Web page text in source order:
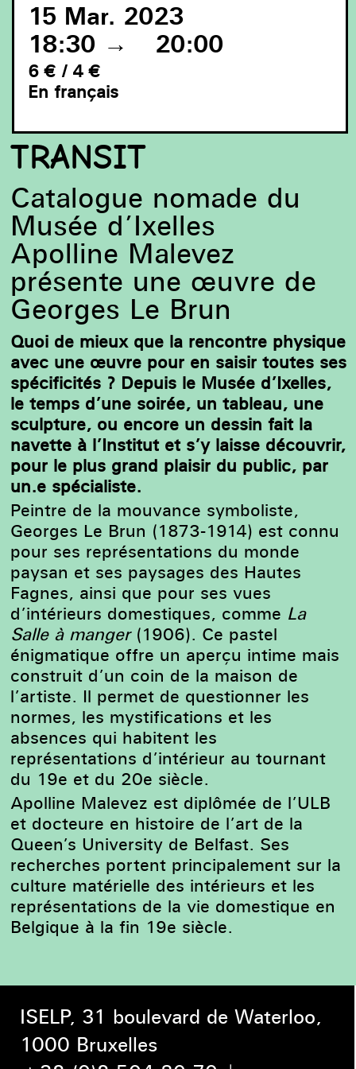
15 Mar. 2023
18:30 → 20:00
6 € / 4 €
En français
TRANSIT
Catalogue nomade du
Musée d’Ixelles
Apolline Malevez
présente une œuvre de
Georges Le Brun
Quoi de mieux que la rencontre physique
avec une œuvre pour en saisir toutes ses
spécificités ? Depuis le Musée d’Ixelles,
le temps d’une soirée, un tableau, une
sculpture, ou encore un dessin fait la
navette à l’Institut et s’y laisse découvrir,
pour le plus grand plaisir du public, par
un.e spécialiste.
Peintre de la mouvance symboliste,
Georges Le Brun (1873-1914) est connu
pour ses représentations du monde
paysan et ses paysages des Hautes
Fagnes, ainsi que pour ses vues
d’intérieurs domestiques, comme La
Salle à manger(1906). Ce pastel
énigmatique offre un aperçu intime mais
construit d’un coin de la maison de
l’artiste. Il permet de questionner les
normes, les mystifications et les
absences qui habitent les
représentations d’intérieur au tournant
du 19e et du 20e siècle.
Apolline Malevez est diplômée de l’ULB
et docteure en histoire de l’art de la
Queen’s University de Belfast. Ses
recherches portent principalement sur la
culture matérielle des intérieurs et les
représentations de la vie domestique en
Belgique à la fin 19e siècle.
ISELP, 31 boulevard de Waterloo,
1000 Bruxelles